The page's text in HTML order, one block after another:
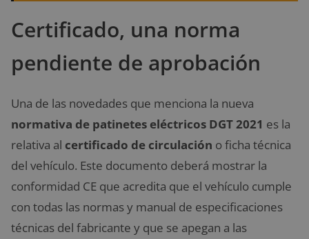
Certificado, una norma
pendiente de aprobación
Una de las novedades que menciona la nueva
normativa de patinetes eléctricos DGT 2021 es la
relativa al certificado de circulación o ficha técnica
del vehículo. Este documento deberá mostrar la
conformidad CE que acredita que el vehículo cumple
con todas las normas y manual de especificaciones
técnicas del fabricante y que se apegan a las